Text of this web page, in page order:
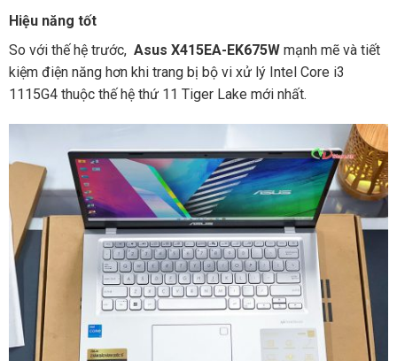
Hiệu năng tốt
So với thế hệ trước, Asus X415EA-EK675Wmạnh mẽ và tiết
kiệm điện năng hơn khi trang bị bộ vi xử lý Intel Core i3
1115G4 thuộc thế hệ thứ 11 Tiger Lake mới nhất.